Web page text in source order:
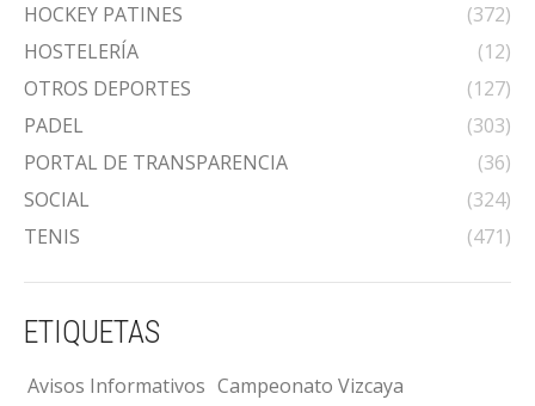
HOCKEY PATINES
(372)
HOSTELERÍA
(12)
OTROS DEPORTES
(127)
PADEL
(303)
PORTAL DE TRANSPARENCIA
(36)
SOCIAL
(324)
TENIS
(471)
ETIQUETAS
Avisos Informativos Campeonato Vizcaya